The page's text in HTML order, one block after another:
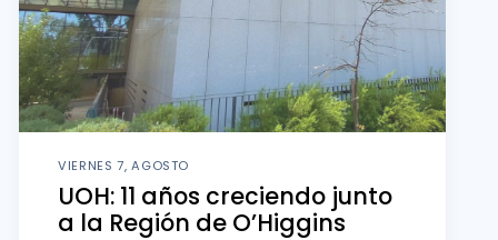
VIERNES 7, AGOSTO
UOH: 11 años creciendo junto
a la Región de O’Higgins